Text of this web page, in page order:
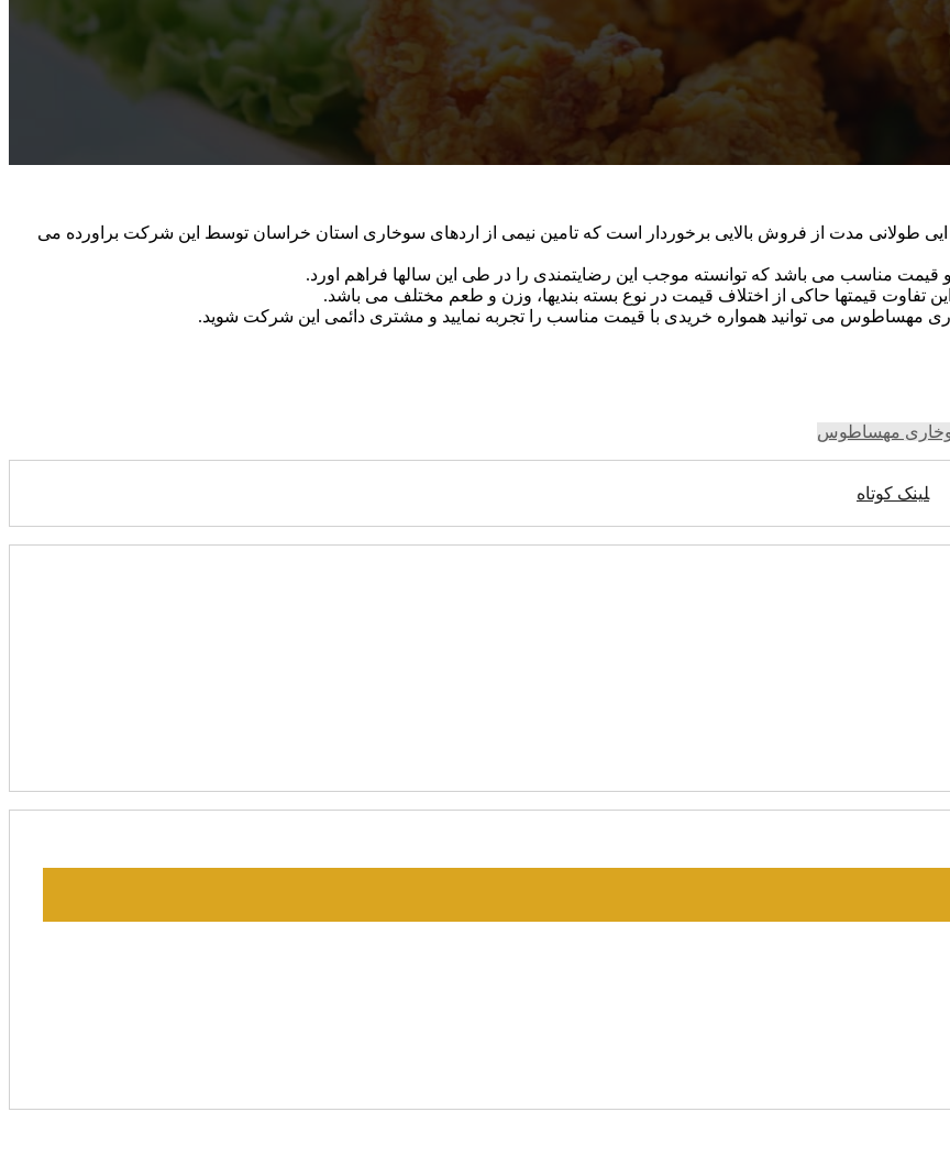
طولانی مدت از فروش بالایی برخوردار است که تامین نیمی از اردهای سوخاری استان خراسان توسط این شرکت براورده می
مناسب می باشد که توانسته موجب این رضایتمندی را در طی این سالها فراهم اورد.
تفاوت قیمتها حاکی از اختلاف قیمت در نوع بسته بندیها، وزن و طعم مختلف می باشد.
مهساطوس می توانید همواره خریدی با قیمت مناسب را تجربه نمایید و مشتری دائمی این شرکت شوید.
مهساطوس
لینک کوتاه